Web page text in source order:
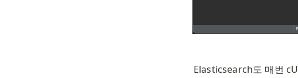
Elasticsearch도 매번